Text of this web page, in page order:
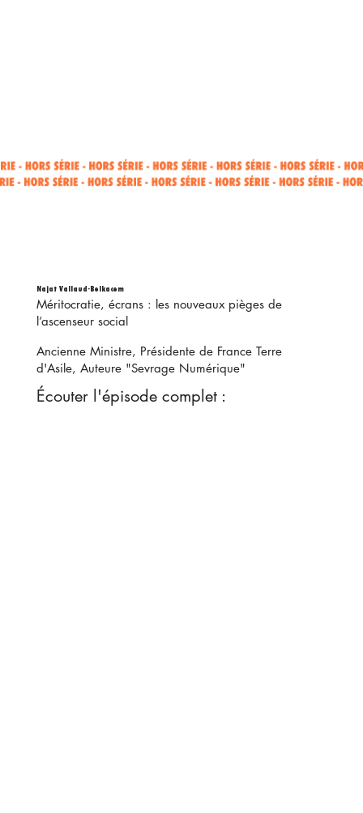
Najat Vallaud-Belkacem
Méritocratie, écrans : les nouveaux pièges de
l’ascenseur social
Ancienne Ministre, Présidente de France Terre
d'Asile, Auteure "Sevrage Numérique"
Écouter l'épisode complet :